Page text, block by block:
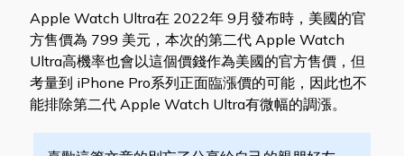
Apple Watch Ultra在 2022年 9月發布時，美國的官
方售價為 799 美元，本次的第二代 Apple Watch
Ultra高機率也會以這個價錢作為美國的官方售價，但
考量到 iPhone Pro系列正面臨漲價的可能，因此也不
能排除第二代 Apple Watch Ultra有微幅的調漲。